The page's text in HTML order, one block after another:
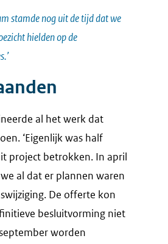
stamde nog uit de tijd dat we
hielden op de
al het werk dat
‘Eigenlijk was half
project betrokken. In april
al dat er plannen waren
De offerte kon
besluitvorming niet
worden